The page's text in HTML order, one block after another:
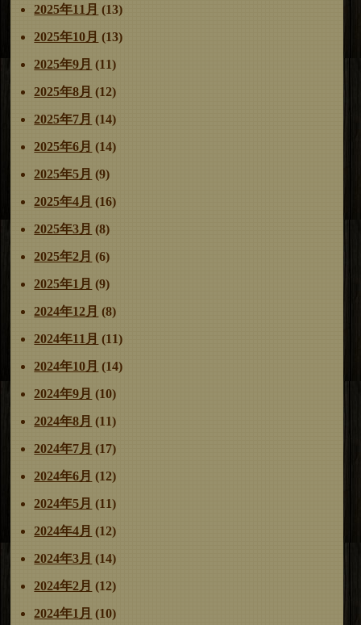
2025年11月 (13)
2025年10月 (13)
2025年9月 (11)
2025年8月 (12)
2025年7月 (14)
2025年6月 (14)
2025年5月 (9)
2025年4月 (16)
2025年3月 (8)
2025年2月 (6)
2025年1月 (9)
2024年12月 (8)
2024年11月 (11)
2024年10月 (14)
2024年9月 (10)
2024年8月 (11)
2024年7月 (17)
2024年6月 (12)
2024年5月 (11)
2024年4月 (12)
2024年3月 (14)
2024年2月 (12)
2024年1月 (10)